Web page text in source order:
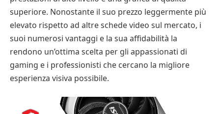
superiore. Nonostante il suo prezzo leggermente più
elevato rispetto ad altre schede video sul mercato, i
suoi numerosi vantaggi e la sua affidabilità la
rendono un’ottima scelta per gli appassionati di
gaming e i professionisti che cercano la migliore
esperienza visiva possibile.